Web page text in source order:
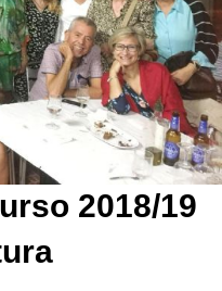
2018/19